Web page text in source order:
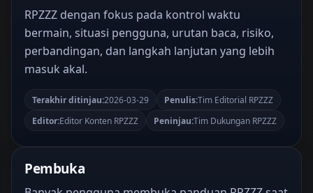
RPZZZ dengan fokus pada kontrol waktu
bermain, situasi pengguna, urutan baca, risiko,
perbandingan, dan langkah lanjutan yang lebih
masuk akal.
Terakhir ditinjau:2026-03-29 Penulis:Tim Editorial RPZZZ
Editor:Editor Konten RPZZZ Peninjau:Tim Dukungan RPZZZ
Pembuka